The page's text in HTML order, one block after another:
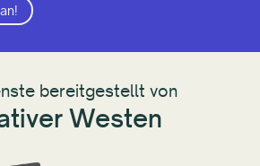
bereitgestellt von
Westen